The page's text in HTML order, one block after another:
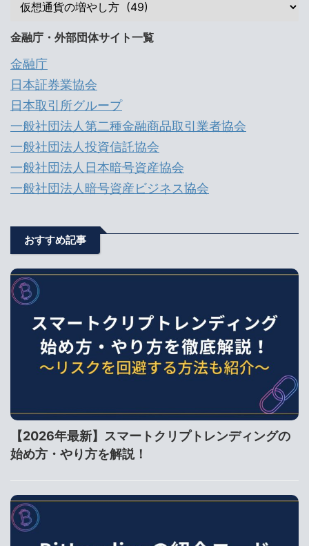
金融庁・外部団体サイト一覧
金融庁
日本証券業協会
日本取引所グループ
一般社団法人第二種金融商品取引業者協会
一般社団法人投資信託協会
一般社団法人日本暗号資産協会
一般社団法人暗号資産ビジネス協会
おすすめ記事
【2026年最新】スマートクリプトレンディングの
始め方・やり方を解説！